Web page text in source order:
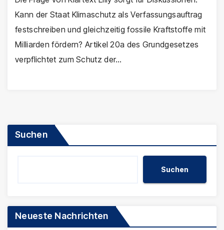
Kann der Staat Klimaschutz als Verfassungsauftrag
festschreiben und gleichzeitig fossile Kraftstoffe mit
Milliarden fördern? Artikel 20a des Grundgesetzes
verpflichtet zum Schutz der…
Suchen
Suchen
Neueste Nachrichten